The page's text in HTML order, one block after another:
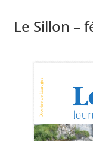
Le Sillon –